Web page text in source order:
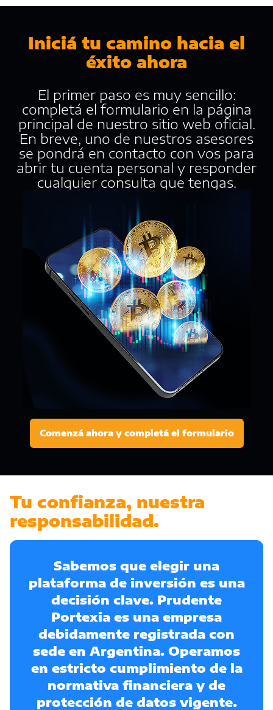
Iniciá tu camino hacia el
éxito ahora
El primer paso es muy sencillo:
completá el formulario en la página
principal de nuestro sitio web oficial.
En breve, uno de nuestros asesores
se pondrá en contacto con vos para
abrir tu cuenta personal y responder
cualquier consulta que tengas.
Comenzá ahora y completá el formulario
Tu confianza, nuestra
responsabilidad.
Sabemos que elegir una
plataforma de inversión es una
decisión clave. Prudente
Portexia es una empresa
debidamente registrada con
sede en Argentina. Operamos
en estricto cumplimiento de la
normativa financiera y de
protección de datos vigente.